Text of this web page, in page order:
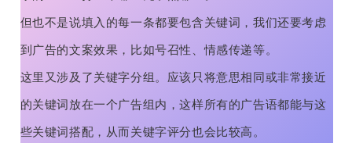
但也不是说填入的每一条都要包含关键词，我们还要考虑
到广告的文案效果，比如号召性、情感传递等。
这里又涉及了关键字分组。应该只将意思相同或非常接近
的关键词放在一个广告组内，这样所有的广告语都能与这
些关键词搭配，从而关键字评分也会比较高。